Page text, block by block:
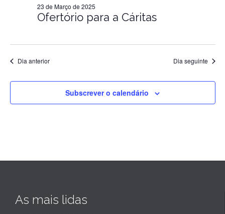
Ofertório para a Cáritas
23 de Março de 2025
Dia anterior Dia seguinte
Subscrever o calendário
As mais lidas